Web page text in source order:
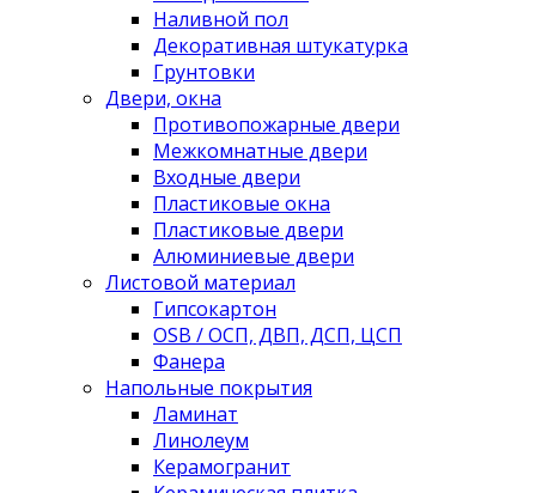
Наливной пол
Декоративная штукатурка
Грунтовки
Двери, окна
Противопожарные двери
Межкомнатные двери
Входные двери
Пластиковые окна
Пластиковые двери
Алюминиевые двери
Листовой материал
Гипсокартон
OSB / ОСП, ДВП, ДСП, ЦСП
Фанера
Напольные покрытия
Ламинат
Линолеум
Керамогранит